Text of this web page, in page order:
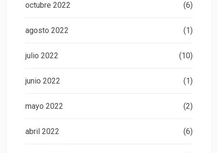
octubre 2022 (6)
agosto 2022 (1)
julio 2022 (10)
junio 2022 (1)
mayo 2022 (2)
abril 2022 (6)